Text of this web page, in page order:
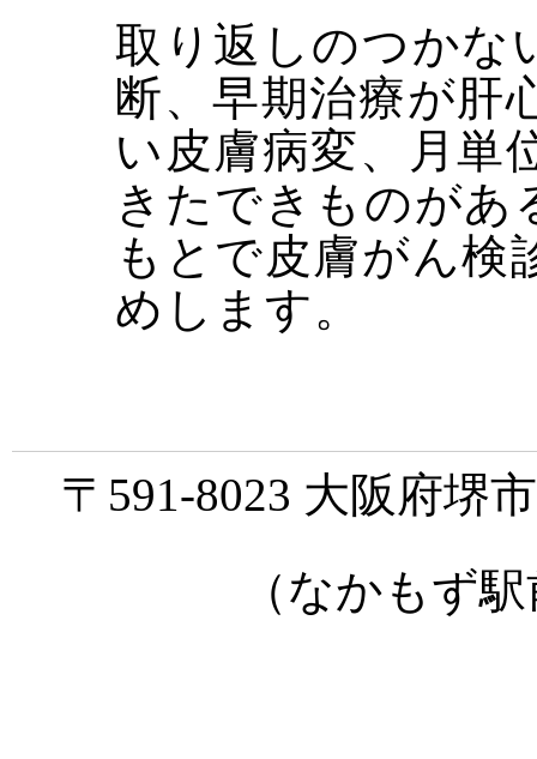
取り返しのつかな
断、早期治療が肝
い皮膚病変、月単
きたできものがあ
もとで皮膚がん検
めします。
〒591-8023 大阪府堺
（なかもず